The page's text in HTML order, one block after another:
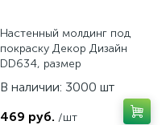
Настенный молдинг под
покраску Декор Дизайн
DD634, размер
В наличии: 3000 шт
469 руб. /шт